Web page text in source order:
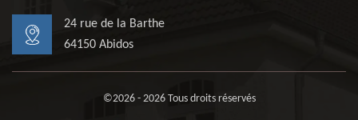
24 rue de la Barthe
64150 Abidos
©2026 - 2026 Tous droits réservés